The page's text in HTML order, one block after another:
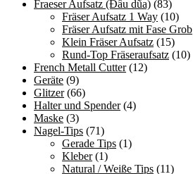
Fraeser Aufsatz (Đầu dũa) (83)
Fräser Aufsatz 1 Way (10)
Fräser Aufsatz mit Fase Grob
Klein Fräser Aufsatz (15)
Rund-Top Fräseraufsatz (10)
French Metall Cutter (12)
Geräte (9)
Glitzer (66)
Halter und Spender (4)
Maske (3)
Nagel-Tips (71)
Gerade Tips (1)
Kleber (1)
Natural / Weiße Tips (11)